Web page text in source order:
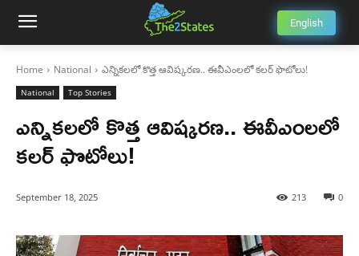
English
Home National ఎన్నికలలో కొత్త ఆవిష్కరణ.. ఈవీఎంలలో కలర్ ఫొటోలు!
National Top Stories
ఎన్నికలలో కొత్త ఆవిష్కరణ.. ఈవీఎంలలో
కలర్ ఫొటోలు!
September 18, 2025 0
213